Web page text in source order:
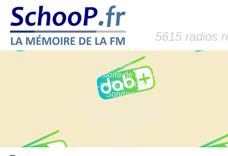
5615 radios
Accueil
Dossiers
Histoire de la FM
Les fiches radio
Sondages
Anciennes fréquences
Fréquences actuelles
Lexique
Liens
Contact